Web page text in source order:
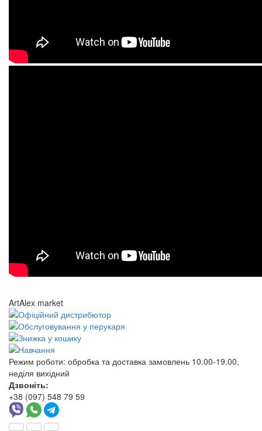
ArtAlex market
Режим роботи: обробка та доставка замовлень 10.00-19.00,
неділя вихідний
Дзвоніть:
+38 (097) 548 79 59